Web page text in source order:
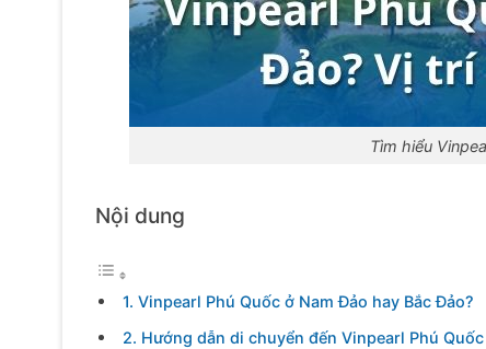
Tìm hiểu
Nội dung
1. Vinpearl Phú Quốc ở Nam Đảo hay Bắc Đảo?
2. Hướng dẫn di chuyển đến Vinpearl Phú Quốc